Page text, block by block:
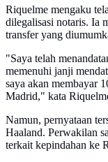
Riquelme mengaku
dilegalisasi notaris. Ia
transfer yang
"Saya telah
memenuhi janji
saya akan membayar
Madrid," kata
Namun, pernyataan
Haaland. Perwakilan
terkait kepindahan ke